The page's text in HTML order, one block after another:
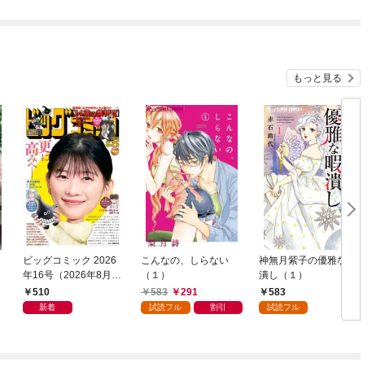
もっと見る
ビッグコミック 2026
年16号（2026年8月7
日発売）
510
新着
こんなの、しらない
（１）
583
291
試読フル 割引
神無月紫子の優雅な暇
潰し（１）
583
試読フル